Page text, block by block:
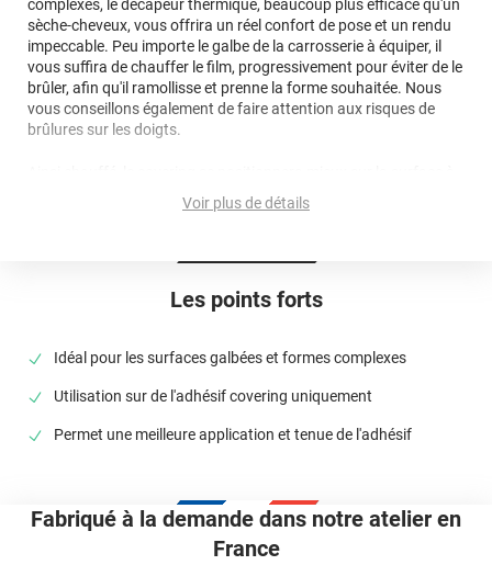
Les points forts
Idéal pour les surfaces galbées et formes complexes
Utilisation sur de l'adhésif covering uniquement
Permet une meilleure application et tenue de l'adhésif
Fabriqué à la demande dans notre atelier en
France
complexes, le décapeur thermique, beaucoup plus efficace qu'un
sèche-cheveux, vous offrira un réel confort de pose et un rendu
impeccable. Peu importe le galbe de la carrosserie à équiper, il
vous suffira de chauffer le film, progressivement pour éviter de le
brûler, afin qu'il ramollisse et prenne la forme souhaitée. Nous
vous conseillons également de faire attention aux risques de
brûlures sur les doigts.
appliquer, quel que soit sa forme ! Une fois la pose terminée,
n'hésitez pas à repasser un léger coup de chaleur sur l'ensemble
visionner des vidéos tutos qui vous montreront l'utilisation du
Référence produit :VO240.
Voir plus de détails